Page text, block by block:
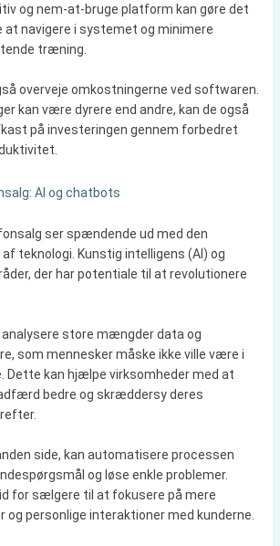
og nem-at-bruge platform kan gøre det
navigere i systemet og minimere
træning.
overveje omkostningerne ved softwaren.
kan være dyrere end andre, kan de også
på investeringen gennem forbedret
AI og chatbots
ser spændende ud med den
teknologi. Kunstig intelligens (AI) og
der har potentiale til at revolutionere
analysere store mængder data og
som mennesker måske ikke ville være i
Dette kan hjælpe virksomheder med at
bedre og skræddersy deres
side, kan automatisere processen
og løse enkle problemer.
for sælgere til at fokusere på mere
og personlige interaktioner med kunderne.